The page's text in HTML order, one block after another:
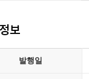
보
발행일